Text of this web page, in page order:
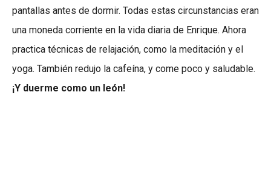
pantallas antes de dormir. Todas estas circunstancias eran
una moneda corriente en la vida diaria de Enrique. Ahora
practica técnicas de relajación, como la meditación y el
yoga. También redujo la cafeína, y come poco y saludable.
¡Y duerme como un león!